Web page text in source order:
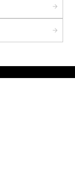
arrow_forward
arrow_forward